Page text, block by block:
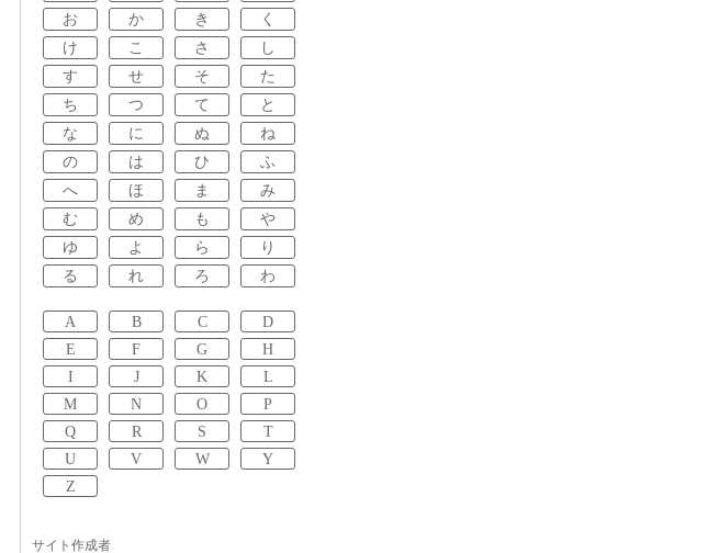
お
か き
く
け
こ さ
し
す
せ そ
た
ち
つ て
と
な
に ぬ
ね
の
は ひ
ふ
へ
ほ ま
み
む
め も
や
ゆ
よ ら
り
る
れ ろ わ
A B C
D
E
F G
H
I
J K
L
M
N O
P
Q
R S
T
U
V W
Y
Z
サイト作成者